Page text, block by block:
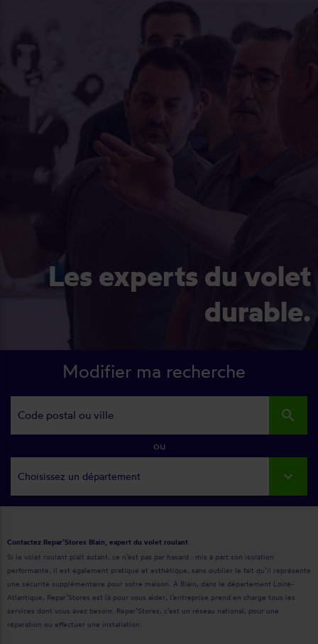
Les experts du volet
durable.
Modifier ma recherche
search
ou
Choisissez un département
Contactez Repar’Stores Blain, expert du volet roulant
Si le volet roulant plaît autant, ce n’est pas par hasard : mis à part son isolation
performante, il est également pratique et esthétique, sans oublier le fait qu’il représente
une sécurité supplémentaire pour votre maison. À Blain, dans le département Loire-
Atlantique, Repar’Stores est là pour vous aider, l’entreprise prend en charge tous les
services dont vous avez besoin. Repar’Stores, c’est un réseau national, pour une
réparation ou effectuer une installation.